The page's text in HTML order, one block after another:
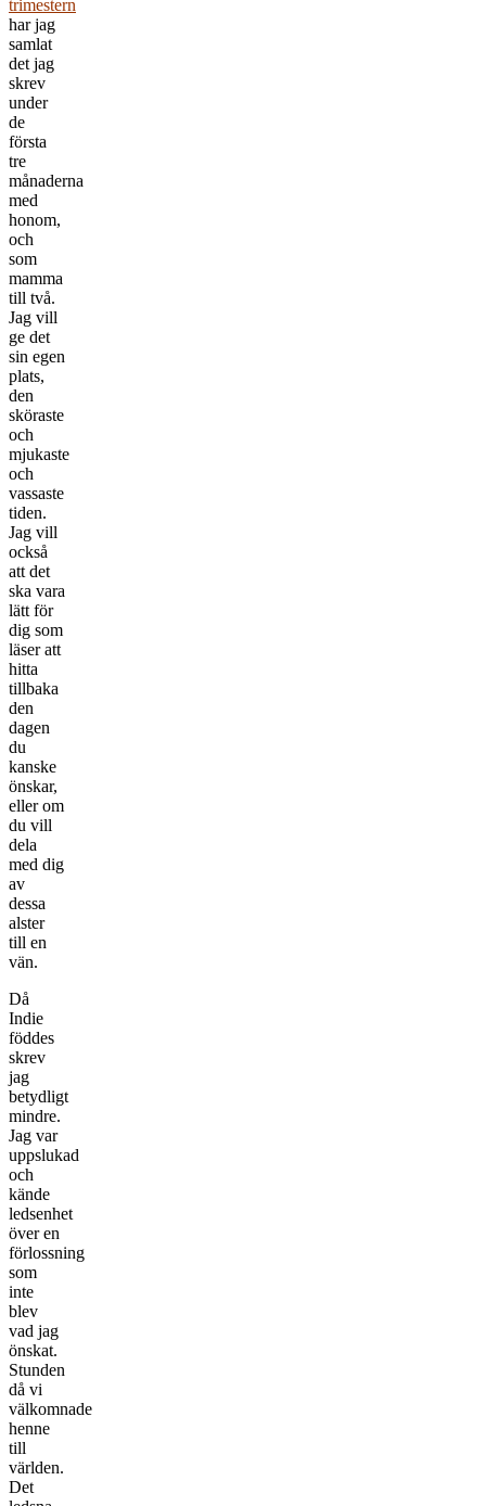
trimestern
har jag
samlat
det jag
skrev
under
de
första
tre
månaderna
med
honom,
och
som
mamma
till två.
Jag vill
ge det
sin egen
plats,
den
sköraste
och
mjukaste
och
vassaste
tiden.
Jag vill
också
att det
ska vara
lätt för
dig som
läser att
hitta
tillbaka
den
dagen
du
kanske
önskar,
eller om
du vill
dela
med dig
av
dessa
alster
till en
vän.
Då
Indie
föddes
skrev
jag
betydligt
mindre.
Jag var
uppslukad
och
kände
ledsenhet
över en
förlossning
som
inte
blev
vad jag
önskat.
Stunden
då vi
välkomnade
henne
till
världen.
Det